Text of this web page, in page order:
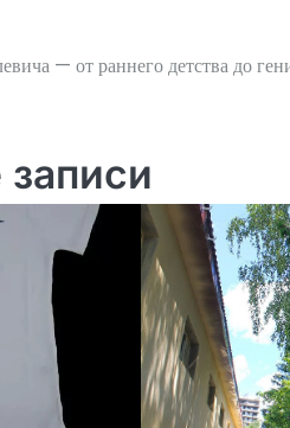
— от раннего детства до